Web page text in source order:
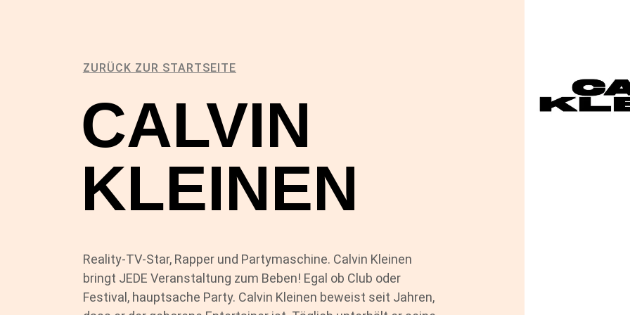
ZURÜCK ZUR STARTSEITE
CALVIN
KLEINEN
Reality-TV-Star, Rapper und Partymaschine. Calvin Kleinen
bringt JEDE Veranstaltung zum Beben! Egal ob Club oder
Festival, hauptsache Party. Calvin Kleinen beweist seit Jahren,